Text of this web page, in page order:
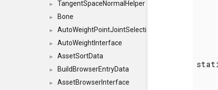
► TangentSpaceNormalHelper
► Bone
► AutoWeightPointJointSelections
► AutoWeightInterface
► AssetSortData
► BuildBrowserEntryData
► AssetBrowserInterface